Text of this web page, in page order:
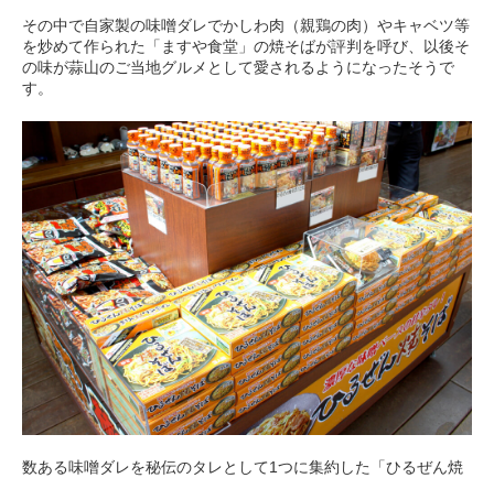
その中で自家製の味噌ダレでかしわ肉（親鶏の肉）やキャベツ等
を炒めて作られた「ますや食堂」の焼そばが評判を呼び、以後そ
の味が蒜山のご当地グルメとして愛されるようになったそうで
す。
数ある味噌ダレを秘伝のタレとして1つに集約した「ひるぜん焼